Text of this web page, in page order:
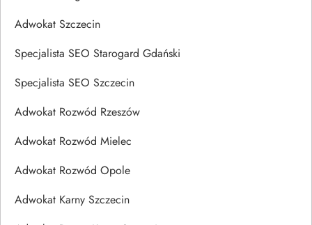
Adwokat Szczecin
Specjalista SEO Starogard Gdański
Specjalista SEO Szczecin
Adwokat Rozwód Rzeszów
Adwokat Rozwód Mielec
Adwokat Rozwód Opole
Adwokat Karny Szczecin